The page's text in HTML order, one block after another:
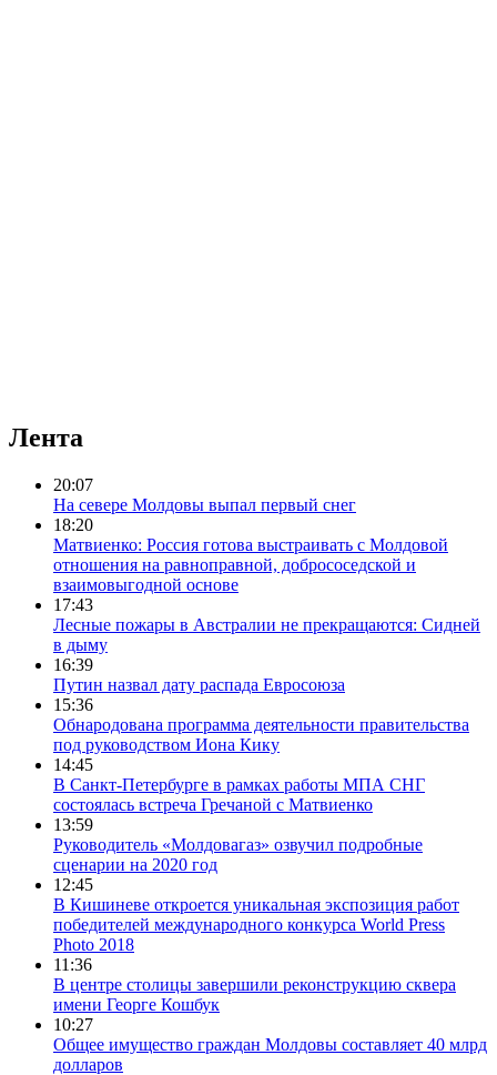
Лента
20:07
На севере Молдовы выпал первый снег
18:20
Матвиенко: Россия готова выстраивать с Молдовой
отношения на равноправной, добрососедской и
взаимовыгодной основе
17:43
Лесные пожары в Австралии не прекращаются: Сидней
в дыму
16:39
Путин назвал дату распада Евросоюза
15:36
Обнародована программа деятельности правительства
под руководством Иона Кику
14:45
В Санкт-Петербурге в рамках работы МПА СНГ
состоялась встреча Гречаной с Матвиенко
13:59
Руководитель «Молдовагаз» озвучил подробные
сценарии на 2020 год
12:45
В Кишиневе откроется уникальная экспозиция работ
победителей международного конкурса World Press
Photo 2018
11:36
В центре столицы завершили реконструкцию сквера
имени Георге Кошбук
10:27
Общее имущество граждан Молдовы составляет 40 млрд
долларов